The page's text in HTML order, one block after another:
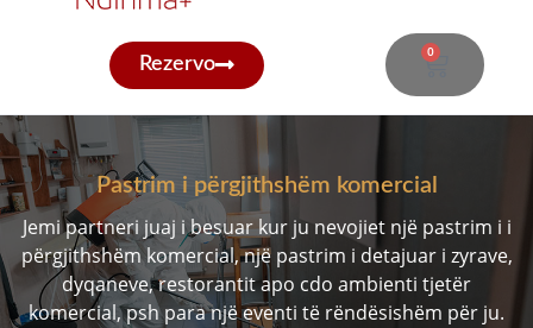
Rezervo
0
Pastrim i përgjithshëm komercial
Jemi partneri juaj i besuar kur ju nevojiet një pastrim i i
përgjithshëm komercial, një pastrim i detajuar i zyrave,
dyqaneve, restorantit apo cdo ambienti tjetër
komercial, psh para një eventi të rëndësishëm për ju.